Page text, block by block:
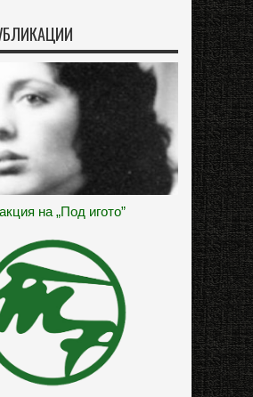
на „Под игото”